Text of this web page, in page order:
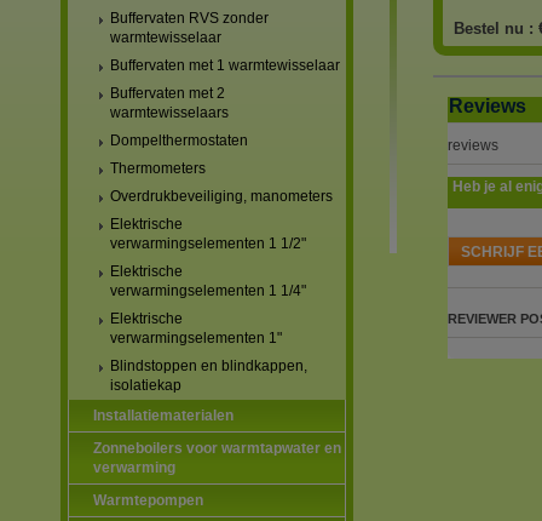
Buffervaten RVS zonder
warmtewisselaar
Buffervaten met 1 warmtewisselaar
Buffervaten met 2
warmtewisselaars
Dompelthermostaten
Thermometers
Overdrukbeveiliging, manometers
Elektrische
verwarmingselementen 1 1/2"
Elektrische
verwarmingselementen 1 1/4"
Elektrische
verwarmingselementen 1"
Blindstoppen en blindkappen,
isolatiekap
Installatiematerialen
Zonneboilers voor warmtapwater en
verwarming
Warmtepompen
Bestel nu :
Reviews
reviews
Heb je al
SCHRIJF
REVIEWER